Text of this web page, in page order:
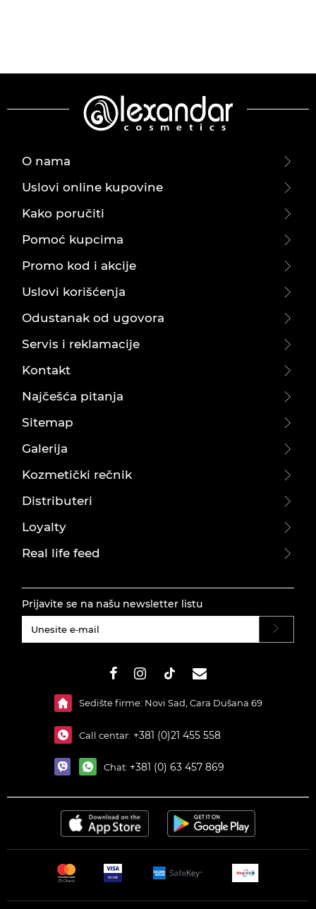
O nama
Uslovi online kupovine
Kako poručiti
Pomoć kupcima
Promo kod i akcije
Uslovi korišćenja
Odustanak od ugovora
Servis i reklamacije
Kontakt
Najčešća pitanja
Sitemap
Galerija
Kozmetički rečnik
Distributeri
Loyalty
Real life feed
Prijavite se na našu newsletter listu
Sedište firme: Novi Sad, Cara Dušana 69
Call centar: +381 (0)21 455 558
Chat: +381 (0) 63 457 869